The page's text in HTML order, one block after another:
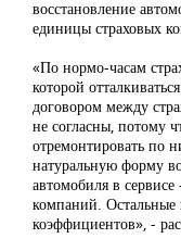
восстановление
единицы страховых
«По нормо-часам
которой
договором между
не согласны, потому
отремонтировать по
натуральную форму
автомобиля в
компаний. Остальные
коэффициентов», -